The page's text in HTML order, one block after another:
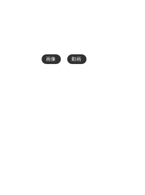
画像 動画